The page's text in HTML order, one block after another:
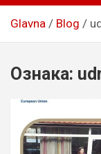
Glavna Blog
Ознака: